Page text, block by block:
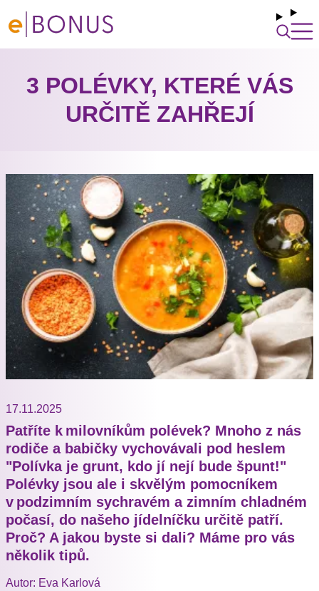
3 POLÉVKY, KTERÉ VÁS
URČITĚ ZAHŘEJÍ
17.11.2025
Patříte k milovníkům polévek? Mnoho z nás
rodiče a babičky vychovávali pod heslem
"Polívka je grunt, kdo jí nejí bude špunt!"
Polévky jsou ale i skvělým pomocníkem
v podzimním sychravém a zimním chladném
počasí, do našeho jídelníčku určitě patří.
Proč? A jakou byste si dali? Máme pro vás
několik tipů.
Autor: Eva Karlová